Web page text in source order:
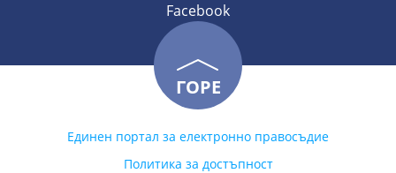
Facebook
ГОРЕ
Единен портал за електронно правосъдие
Политика за достъпност